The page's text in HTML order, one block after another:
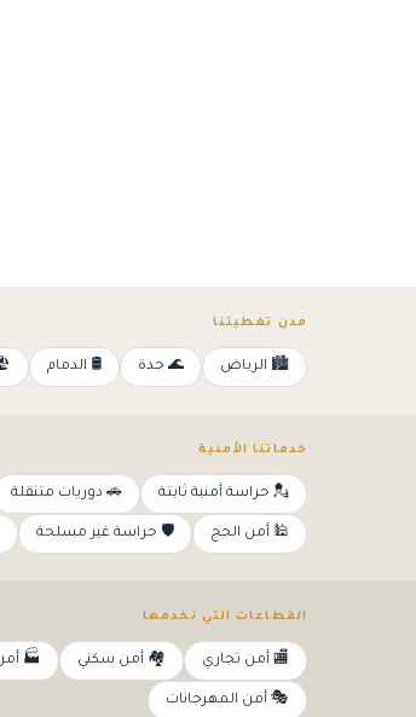
مدن تغطيتنا
🏙️ الرياض 🌊 جدة 🛢️ الدمام
خدماتنا الأمنية
💂 حراسة أمنية ثابتة 🚗 دوريات متنقلة
🕌 أمن الحج 🛡️ حراسة غير مسلحة
القطاعات التي نخدمها
🏬 أمن تجاري 🏘️ أمن سكني 🏭
🎭 أمن المهرجانات